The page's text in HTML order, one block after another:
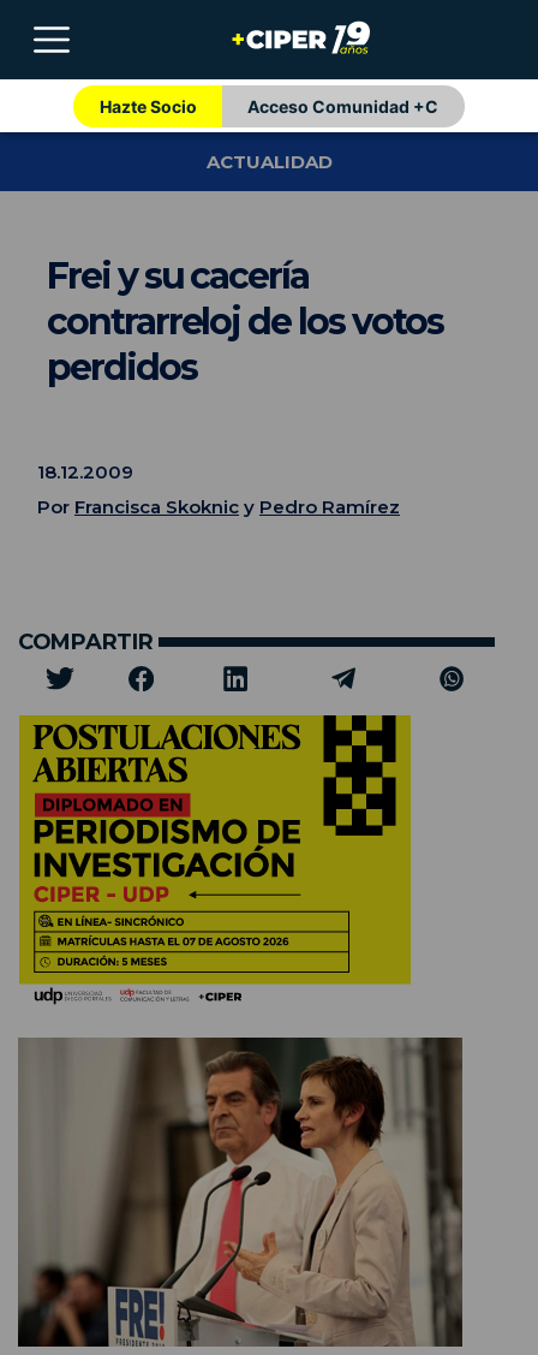
Hazte Socio Acceso Comunidad +C
ACTUALIDAD
Frei y su cacería
contrarreloj de los votos
perdidos
18.12.2009
Por Francisca Skoknic y Pedro Ramírez
COMPARTIR